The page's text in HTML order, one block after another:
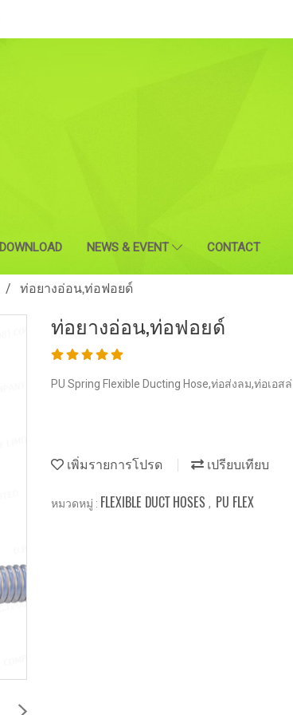
DOWNLOAD NEWS & EVENT CONTACT
ท่อยางอ่อน,ท่อฟอยด์
ท่อยางอ่อน,ท่อฟอยด์
PU Spring Flexible Ducting Hose,ท่อส่งลม,ท่อเอส
เพิ่มรายการโปรด เปรียบเทียบ
หมวดหมู่ : FLEXIBLE DUCT HOSES , PU FLEX